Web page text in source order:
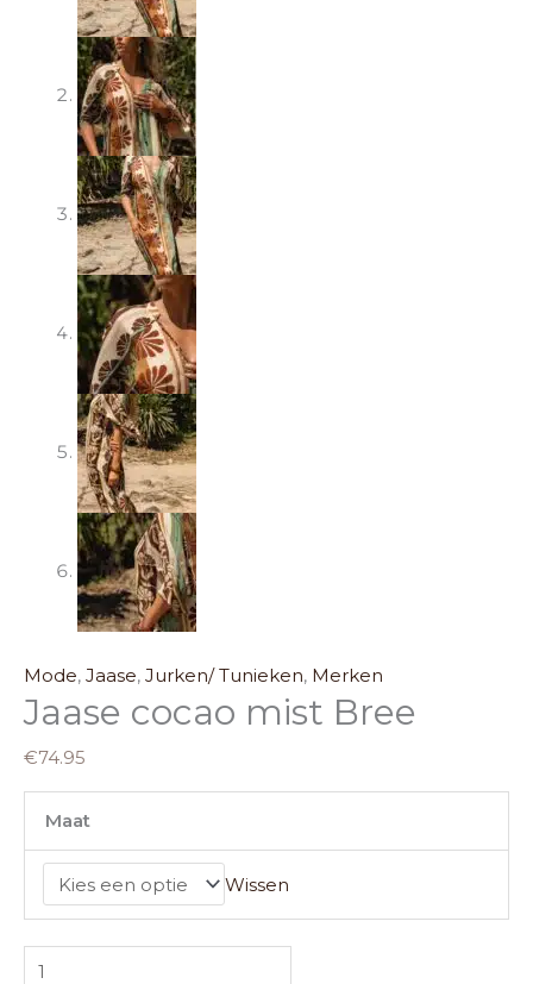
Mode, Jaase, Jurken/ Tunieken, Merken
Jaase cocao mist Bree
€74.95
Maat
Wissen